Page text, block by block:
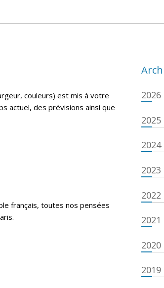
couleurs) est mis à votre
actuel, des prévisions ainsi que
français, toutes nos pensées
2026
2025
2024
2023
2022
2021
2020
2019